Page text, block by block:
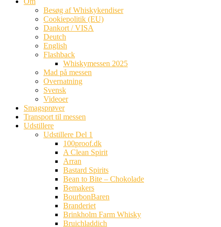
Besøg af Whiskykendiser
Cookiepolitik (EU)
Dankort / VISA
Deutch
English
Flashback
Whiskymessen 2025
Mad på messen
Overnatning
Svensk
Videoer
Smagsprøver
Transport til messen
Udstillere
Udstillere Del 1
100proof.dk
A Clean Spirit
Arran
Bastard Spirits
Bean to Bite – Chokolade
Bemakers
BourbonBaren
Branderiet
Brinkholm Farm Whisky
Bruichladdich